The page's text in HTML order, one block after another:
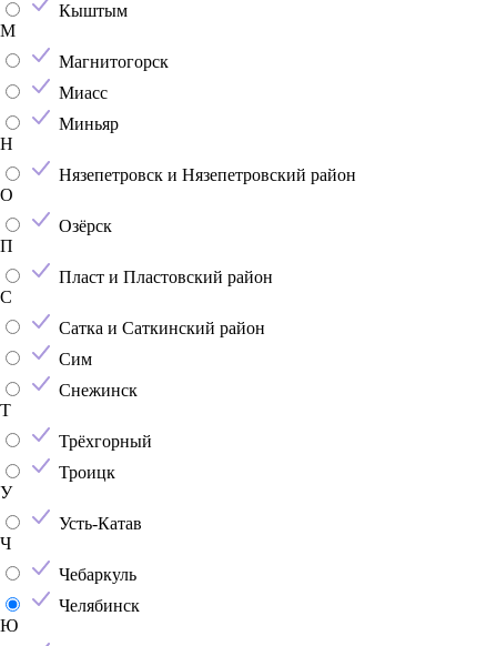
Кыштым
М
Магнитогорск
Миасс
Миньяр
Н
Нязепетровск и Нязепетровский район
О
Озёрск
П
Пласт и Пластовский район
С
Сатка и Саткинский район
Сим
Снежинск
Т
Трёхгорный
Троицк
У
Усть-Катав
Ч
Чебаркуль
Челябинск
Ю